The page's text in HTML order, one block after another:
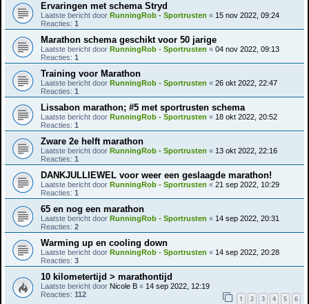
Ervaringen met schema Stryd
Laatste bericht door RunningRob - Sportrusten « 15 nov 2022, 09:24
Reacties: 1
Marathon schema geschikt voor 50 jarige
Laatste bericht door RunningRob - Sportrusten « 04 nov 2022, 09:13
Reacties: 1
Training voor Marathon
Laatste bericht door RunningRob - Sportrusten « 26 okt 2022, 22:47
Reacties: 1
Lissabon marathon; #5 met sportrusten schema
Laatste bericht door RunningRob - Sportrusten « 18 okt 2022, 20:52
Reacties: 1
Zware 2e helft marathon
Laatste bericht door RunningRob - Sportrusten « 13 okt 2022, 22:16
Reacties: 1
DANKJULLIEWEL voor weer een geslaagde marathon!
Laatste bericht door RunningRob - Sportrusten « 21 sep 2022, 10:29
Reacties: 1
65 en nog een marathon
Laatste bericht door RunningRob - Sportrusten « 14 sep 2022, 20:31
Reacties: 2
Warming up en cooling down
Laatste bericht door RunningRob - Sportrusten « 14 sep 2022, 20:28
Reacties: 3
10 kilometertijd > marathontijd
Laatste bericht door Nicole B « 14 sep 2022, 12:19
Reacties: 112 1 2 3 4 5 6